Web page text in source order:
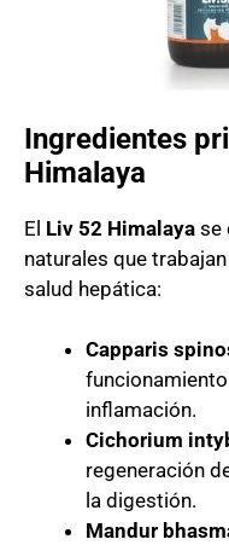
Ingredientes
Himalaya
El Liv 52 Himalaya se
naturales que
salud hepática:
Capparis
inflamación.
Cichorium
regeneración
la digestión.
Mandur